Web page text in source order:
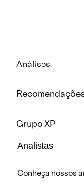
Análises
Recomendações
Grupo XP
Analistas
Conheça nossos